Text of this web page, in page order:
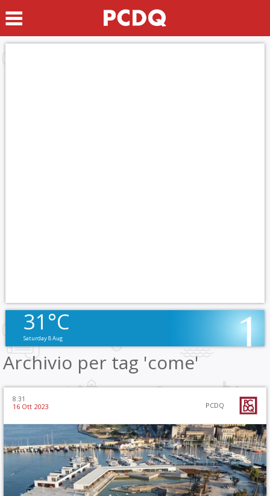
31°C
Saturday 8 Aug
Archivio per tag 'come'
8:31
16 Ott 2023 PCDQ